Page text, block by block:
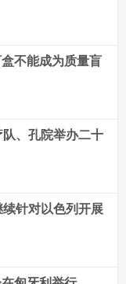
不能成为质量盲
、孔院举办二十
针对以色列开展